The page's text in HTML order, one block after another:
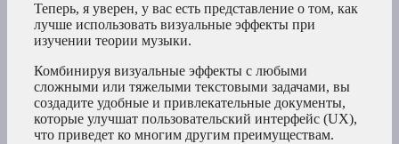
Теперь, я уверен, у вас есть представление о том, как
лучше использовать визуальные эффекты при
изучении теории музыки.
Комбинируя визуальные эффекты с любыми
сложными или тяжелыми текстовыми задачами, вы
создадите удобные и привлекательные документы,
которые улучшат пользовательский интерфейс (UX),
что приведет ко многим другим преимуществам.